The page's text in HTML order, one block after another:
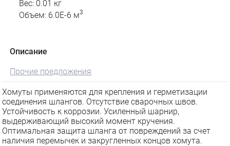
Вес: 0.01 кг
Объем: 6.0E-6 м3
Описание
Прочие предложения
Хомуты применяются для крепления и герметизации
соединения шлангов. Отсутствие сварочных швов.
Устойчивость к коррозии. Усиленный шарнир,
выдерживающий высокий момент кручения.
Оптимальная защита шланга от повреждений за счет
наличия перемычек и закругленных концов хомута.